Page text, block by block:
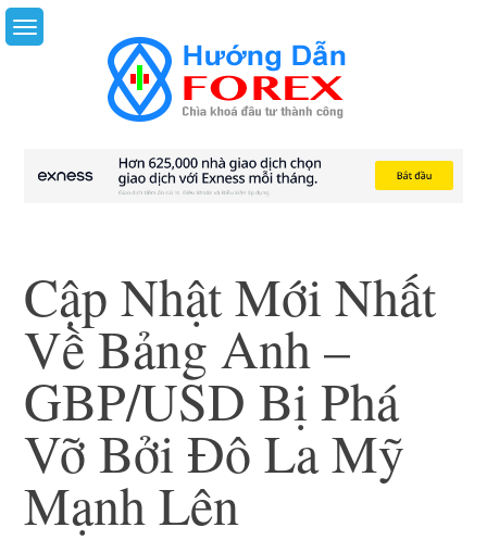
Skip
to
Cập Nhật Mới Nhất
Về Bảng Anh –
GBP/USD Bị Phá
Vỡ Bởi Đô La Mỹ
Mạnh Lên